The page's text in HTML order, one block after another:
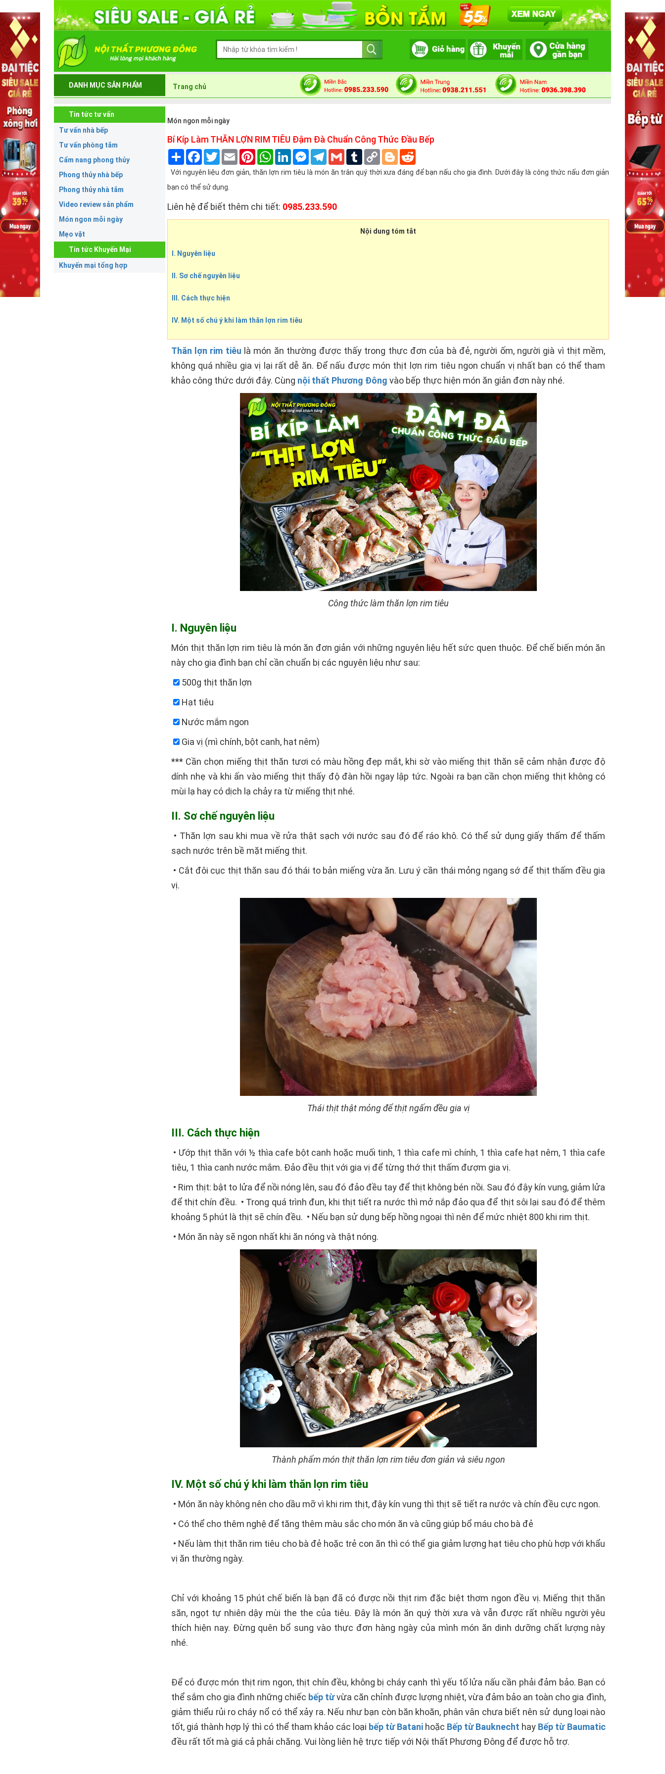
DANH MỤC SẢN PHẨM Trang chủ
Tin tức tư vấn
Tư vấn nhà bếp
Tư vấn phòng tắm
Cẩm nang phong thủy
Phong thủy nhà bếp
Phong thủy nhà tắm
Video review sản phẩm
Món ngon mỗi ngày
Mẹo vặt
Tin tức Khuyến Mại
Khuyến mại tổng hợp
Món ngon mỗi ngày
Bí Kíp Làm THĂN LỢN RIM TIÊU Đậm Đà Chuẩn Công Thức Đầu Bếp
Share FacebookTwitterEmail PinterestWhatsAppLinkedInMessengerTelegram
Gmail TumblrCopy
Link
Blogger
Với nguyên liệu đơn giản, thăn lợn rim tiêu là món ăn trân quý thời xưa đáng để bạn nấu cho gia đình. Dưới đây là công thức nấu đơn giản
bạn có thể sử dụng.
Liên hệ để biết thêm chi tiết: 0985.233.590
Nội dung tóm tắt
I. Nguyên liệu
II. Sơ chế nguyên liệu
III. Cách thực hiện
IV. Một số chú ý khi làm thăn lợn rim tiêu
Thăn lợn rim tiêu là món ăn thường được thấy trong thực đơn của bà đẻ, người ốm, người già vì thịt mềm,
không quá nhiều gia vị lại rất dễ ăn. Để nấu được món thịt lợn rim tiêu ngon chuẩn vị nhất bạn có thể tham
khảo công thức dưới đây. Cùng nội thất Phương Đông vào bếp thực hiện món ăn giản đơn này nhé.
Công thức làm thăn lợn rim tiêu
I. Nguyên liệu
Món thịt thăn lợn rim tiêu là món ăn đơn giản với những nguyên liệu hết sức quen thuộc. Để chế biến món ăn
này cho gia đình bạn chỉ cần chuẩn bị các nguyên liệu như sau:
500g thịt thăn lợn
Hạt tiêu
Nước mắm ngon
Gia vị (mì chính, bột canh, hạt nêm)
*** Cần chọn miếng thịt thăn tươi có màu hồng đẹp mắt, khi sờ vào miếng thịt thăn sẽ cảm nhận được độ
dính nhẹ và khi ấn vào miếng thịt thấy độ đàn hồi ngay lập tức. Ngoài ra bạn cần chọn miếng thịt không có
mùi lạ hay có dịch lạ chảy ra từ miếng thịt nhé.
II. Sơ chế nguyên liệu
• Thăn lợn sau khi mua về rửa thật sạch với nước sau đó để ráo khô. Có thể sử dụng giấy thấm để thấm
sạch nước trên bề mặt miếng thịt.
• Cắt đôi cục thịt thăn sau đó thái to bản miếng vừa ăn. Lưu ý cần thái mỏng ngang sớ để thịt thấm đều gia
vị.
Thái thịt thật mỏng để thịt ngấm đều gia vị
III. Cách thực hiện
• Ướp thịt thăn với ½ thìa cafe bột canh hoặc muối tinh, 1 thìa cafe mì chính, 1 thìa cafe hạt nêm, 1 thìa cafe
tiêu, 1 thìa canh nước mắm. Đảo đều thịt với gia vị để từng thớ thịt thấm đượm gia vị.
• Rim thịt: bật to lửa để nồi nóng lên, sau đó đảo đều tay để thịt không bén nồi. Sau đó đậy kín vung, giảm lửa
để thịt chín đều. • Trong quá trình đun, khi thịt tiết ra nước thì mở nắp đảo qua để thịt sôi lại sau đó để thêm
khoảng 5 phút là thịt sẽ chín đều. • Nếu bạn sử dụng bếp hồng ngoại thì nên để mức nhiệt 800 khi rim thịt.
• Món ăn này sẽ ngon nhất khi ăn nóng và thật nóng.
Thành phẩm món thịt thăn lợn rim tiêu đơn giản và siêu ngon
IV. Một số chú ý khi làm thăn lợn rim tiêu
• Món ăn này không nên cho dầu mỡ vì khi rim thịt, đậy kín vung thì thịt sẽ tiết ra nước và chín đều cực ngon.
• Có thể cho thêm nghệ để tăng thêm màu sắc cho món ăn và cũng giúp bổ máu cho bà đẻ
• Nếu làm thịt thăn rim tiêu cho bà đẻ hoặc trẻ con ăn thì có thể gia giảm lượng hạt tiêu cho phù hợp với khẩu
vị ăn thường ngày.
Chỉ với khoảng 15 phút chế biến là bạn đã có được nồi thịt rim đặc biệt thơm ngon đều vị. Miếng thịt thăn
săn, ngọt tự nhiên dậy mùi the the của tiêu. Đây là món ăn quý thời xưa và vẫn được rất nhiều người yêu
thích hiện nay. Đừng quên bổ sung vào thực đơn hàng ngày của mình món ăn dinh dưỡng chất lượng này
nhé.
Để có được món thịt rim ngon, thịt chín đều, không bị cháy cạnh thì yếu tố lửa nấu cần phải đảm bảo. Bạn có
thể sắm cho gia đình những chiếc bếp từvừa căn chỉnh được lượng nhiệt, vừa đảm bảo an toàn cho gia đình,
giảm thiểu rủi ro cháy nổ có thể xảy ra. Nếu như bạn còn băn khoăn, phân vân chưa biết nên sử dụng loại nào
tốt, giá thành hợp lý thì có thể tham khảo các loại bếp từ Batanihoặc Bếp từ Bauknecht hay Bếp từ Baumatic
đều rất tốt mà giá cả phải chăng. Vui lòng liên hệ trực tiếp với Nội thất Phương Đông để được hỗ trợ.